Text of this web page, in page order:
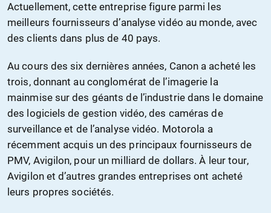
Actuellement, cette entreprise figure parmi les
meilleurs fournisseurs d’analyse vidéo au monde, avec
des clients dans plus de 40 pays.
Au cours des six dernières années, Canon a acheté les
trois, donnant au conglomérat de l’imagerie la
mainmise sur des géants de l’industrie dans le domaine
des logiciels de gestion vidéo, des caméras de
surveillance et de l’analyse vidéo. Motorola a
récemment acquis un des principaux fournisseurs de
PMV, Avigilon, pour un milliard de dollars. À leur tour,
Avigilon et d’autres grandes entreprises ont acheté
leurs propres sociétés.